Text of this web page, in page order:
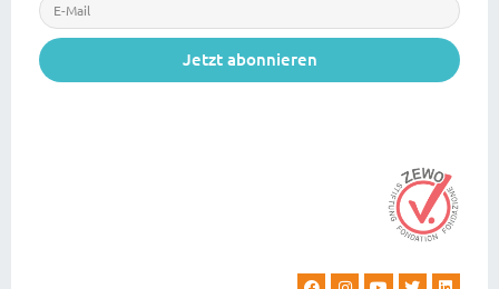
Jetzt abonnieren